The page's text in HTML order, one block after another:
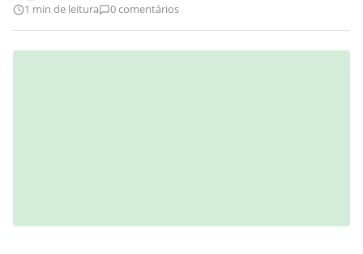
1 min de leitura
0 comentários